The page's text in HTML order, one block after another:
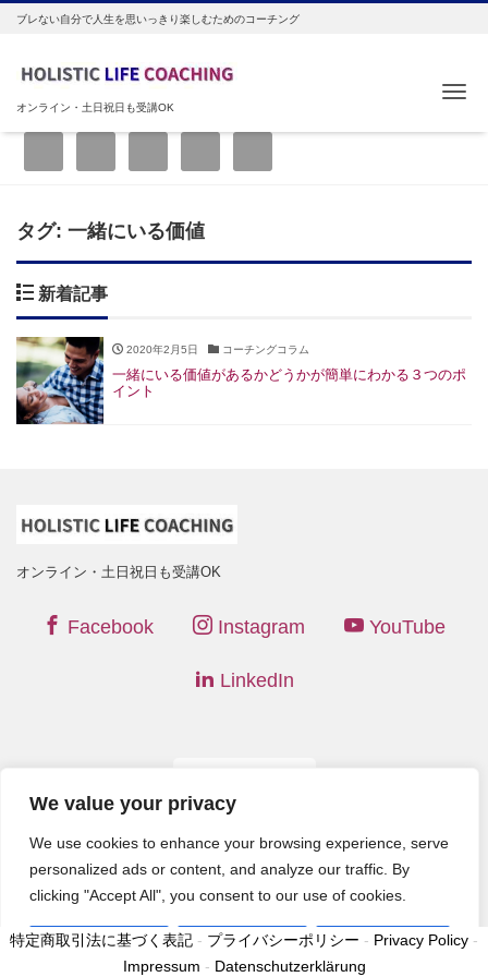
We value your privacy
We use cookies to enhance your browsing experience, serve
personalized ads or content, and analyze our traffic. By
clicking "Accept All", you consent to our use of cookies.
Customize Reject All Accept All
ブレない自分で人生を思いっきり楽しむためのコーチング
オンライン・土日祝日も受講OK
タグ: 一緒にいる価値
新着記事
2020年2月5日 コーチングコラム
一緒にいる価値があるかどうかが簡単にわかる３つのポ
イント
オンライン・土日祝日も受講OK
Facebook Instagram YouTube
LinkedIn
LIQUID PRESS.
特定商取引法に基づく表記 - プライバシーポリシー - Privacy Policy -
Impressum - Datenschutzerklärung